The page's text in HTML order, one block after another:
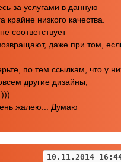
за услугами в данную
низкого качества.
соответствует
даже при том,
по тем ссылкам, что у
другие дизайны,
жалею... Думаю
10.11.2014